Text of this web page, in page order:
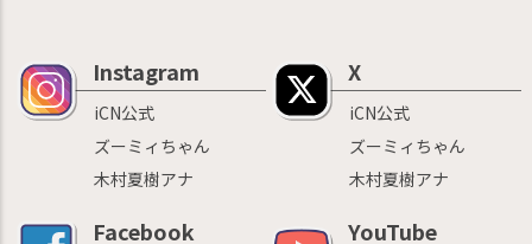
Instagram
iCN公式
ズーミィちゃん
木村夏樹アナ
X
iCN公式
ズーミィちゃん
木村夏樹アナ
Facebook YouTube